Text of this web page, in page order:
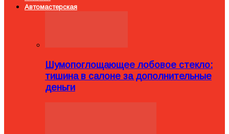
Автомастерская
Шумопоглощающее лобовое стекло:
тишина в салоне за дополнительные
деньги